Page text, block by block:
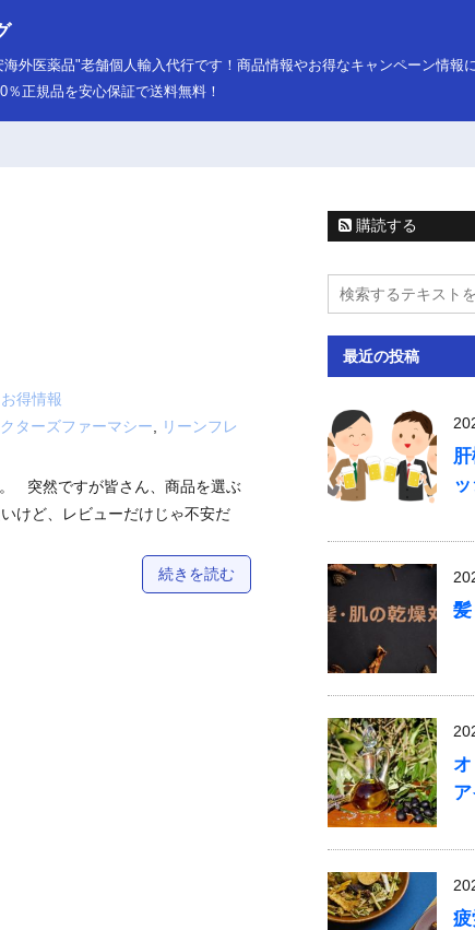
外医薬品"老舗個人輸入代行です！商品情報やお得なキャンペーン情報
正規品を安心保証で送料無料！
得情報
クターズファーマシー
リーンフレ
突然ですが皆さん、商品を選ぶ
けど、レビューだけじゃ不安だ
続きを読む
購読する
最近の投稿
疲